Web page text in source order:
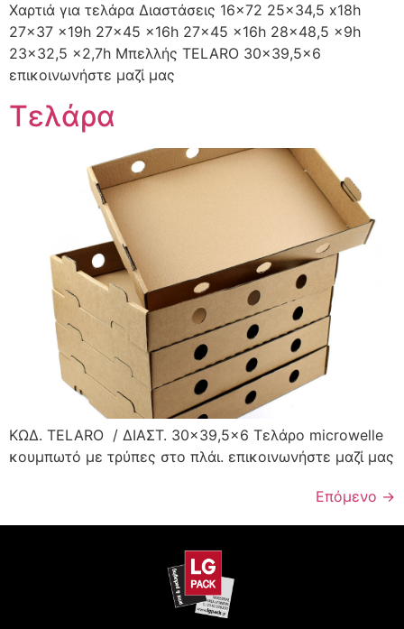
Χαρτιά για τελάρα Διαστάσεις 16×72 25×34,5 x18h
27×37 x19h 27×45 x16h 27×45 x16h 28×48,5 x9h
23×32,5 x2,7h Μπελλής TELARO 30×39,5×6
επικοινωνήστε μαζί μας
Τελάρα
ΚΩΔ. TELARO / ΔΙΑΣΤ. 30×39,5×6 Τελάρο microwelle
κουμπωτό με τρύπες στο πλάι. επικοινωνήστε μαζί μας
Επόμενο →